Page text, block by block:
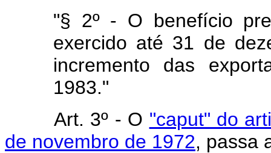
"§ 2º - O benefício
exercido até 31 de
incremento das
1983."
Art. 3º - O "caput" do
de novembro de 1972, passa